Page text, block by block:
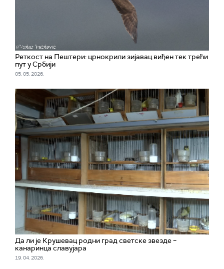
Реткост на Пештери: црнокрили зијавац виђен тек трећи
пут у Србији
05. 05. 2026.
Да ли је Крушевац родни град светске звезде –
канаринца славујара
19. 04. 2026.